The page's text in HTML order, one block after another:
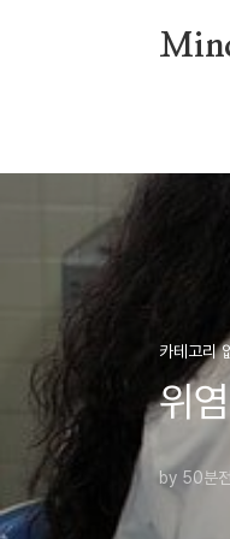
카테고리
위
by 50분